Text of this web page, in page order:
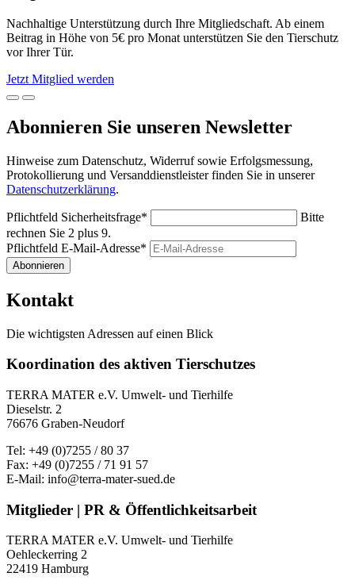
Nachhaltige Unterstützung durch Ihre Mitgliedschaft. Ab einem
Beitrag in Höhe von 5€ pro Monat unterstützen Sie den Tierschutz
vor Ihrer Tür.
Jetzt Mitglied werden
Abonnieren Sie unseren Newsletter
Hinweise zum Datenschutz, Widerruf sowie Erfolgsmessung,
Protokollierung und Versanddienstleister finden Sie in unserer
Datenschutzerklärung.
Pflichtfeld Sicherheitsfrage*
Bitte
rechnen Sie 2 plus 9.
Pflichtfeld E-Mail-Adresse*
Abonnieren
Kontakt
Die wichtigsten Adressen auf einen Blick
Koordination des aktiven Tierschutzes
TERRA MATER e.V. Umwelt- und Tierhilfe
Dieselstr. 2
76676 Graben-Neudorf
Tel: +49 (0)7255 / 80 37
Fax: +49 (0)7255 / 71 91 57
E-Mail: info@terra-mater-sued.de
Mitglieder | PR & Öffentlichkeitsarbeit
TERRA MATER e.V. Umwelt- und Tierhilfe
Oehleckerring 2
22419 Hamburg